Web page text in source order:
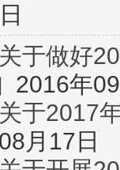
关于做好
2016年
关于2017
月17日